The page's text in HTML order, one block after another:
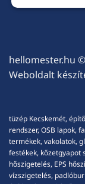
hellomester.hu
Weboldalt
tüzép Kecskemét,
rendszer, OSB lapok,
termékek, vakolatok,
festékek, kőzetgyapot
hőszigetelés, EPS
vízszigetelés,